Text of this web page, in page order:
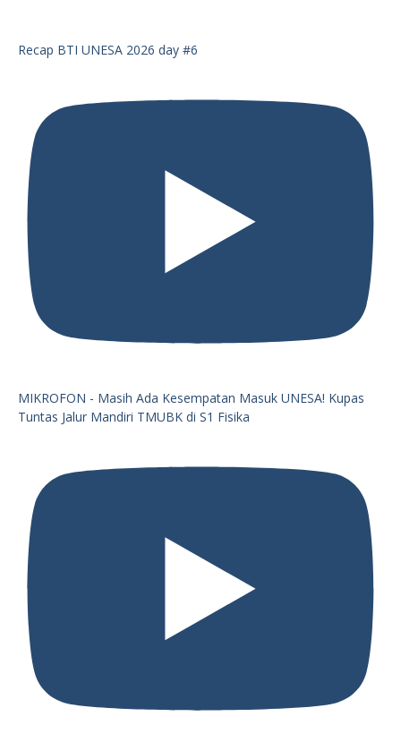
Recap BTI UNESA 2026 day #6
MIKROFON - Masih Ada Kesempatan Masuk UNESA! Kupas
Tuntas Jalur Mandiri TMUBK di S1 Fisika